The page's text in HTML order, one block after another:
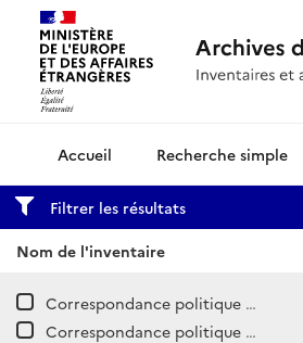
Archives diplomatiquesRecherche simple
Filtrer les résultats
Nom de l'inventaire
Correspondance politique et commerciale (CPCOM) / Z-Europe / Italie
Correspondance politique / Sardaigne